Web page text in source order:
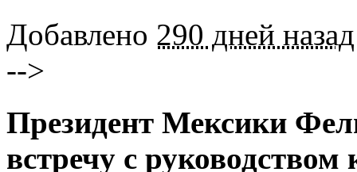
Добавлено 290 дней назад
-->
Президент Мексики
встречу с